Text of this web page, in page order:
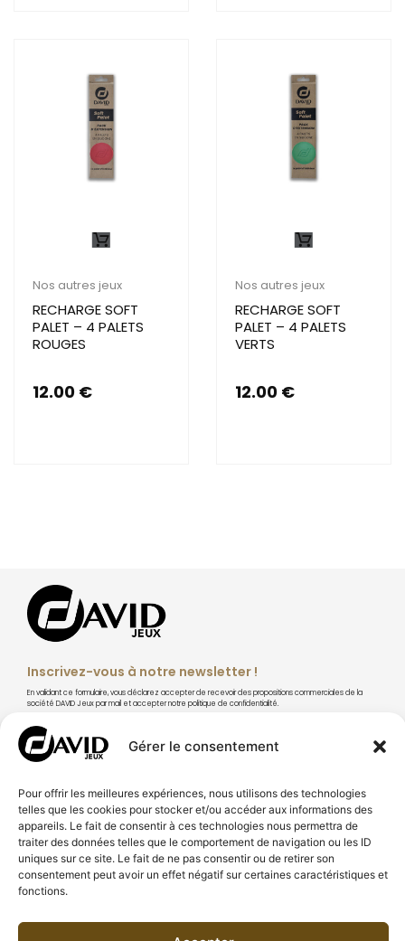
Gérer le consentement
Pour offrir les meilleures expériences, nous utilisons des technologies
telles que les cookies pour stocker et/ou accéder aux informations des
appareils. Le fait de consentir à ces technologies nous permettra de
traiter des données telles que le comportement de navigation ou les ID
uniques sur ce site. Le fait de ne pas consentir ou de retirer son
consentement peut avoir un effet négatif sur certaines caractéristiques et
fonctions.
Nos autres jeux
RECHARGE SOFT
PALET – 4 PALETS
ROUGES
12.00 €
Nos autres jeux
RECHARGE SOFT
PALET – 4 PALETS
VERTS
12.00 €
Inscrivez-vous à notre newsletter !
En validant ce formulaire, vous déclarez accepter de recevoir des propositions commerciales de la
société DAVID Jeux par mail et accepter notre politique de confidentialité.
S'abonner
À PROPOS DE DAVID JEUX
CONSEILS & TECHNIQUES